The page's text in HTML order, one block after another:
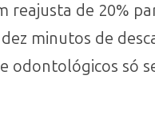
reajusta de 20%
minutos de
odontológicos só